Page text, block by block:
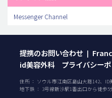
Messenger Channel
提携のお問い合わせ |
id美容外科 プライバシーポ
住所 ： ソウル市江南区島山大路142、ID
地下鉄 ： 3号線新沙駅1番出口から徒歩